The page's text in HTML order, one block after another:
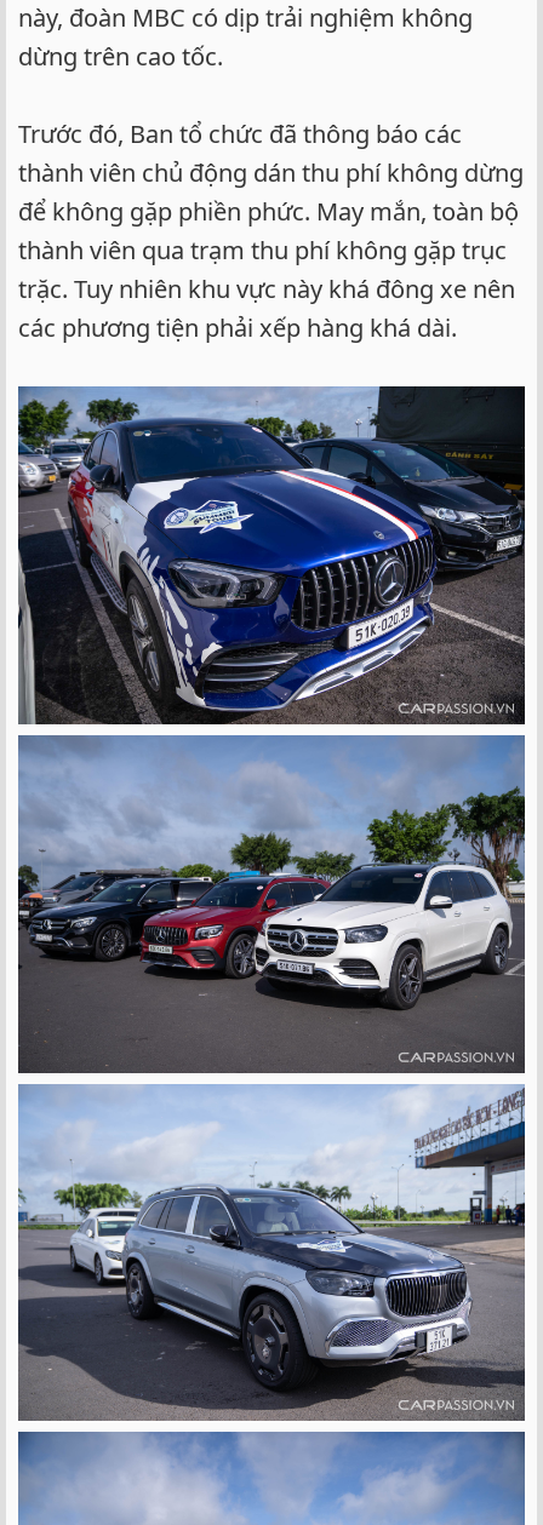
này, đoàn MBC có dịp trải nghiệm không
dừng trên cao tốc.
Trước đó, Ban tổ chức đã thông báo các
thành viên chủ động dán thu phí không dừng
để không gặp phiền phức. May mắn, toàn bộ
thành viên qua trạm thu phí không gặp trục
trặc. Tuy nhiên khu vực này khá đông xe nên
các phương tiện phải xếp hàng khá dài.